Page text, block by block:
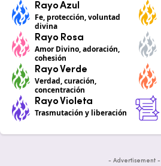
Rayo Azul
Fe, protección, voluntad
divina
Rayo Rosa
Amor Divino, adoración,
cohesión
Rayo Verde
Verdad, curación,
concentración
Rayo Violeta
Trasmutación y liberación
- Advertisement -